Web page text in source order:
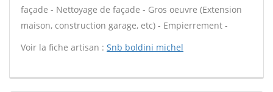
façade - Nettoyage de façade - Gros oeuvre (Extension
maison, construction garage, etc) - Empierrement -
Voir la fiche artisan : Snb boldini michel